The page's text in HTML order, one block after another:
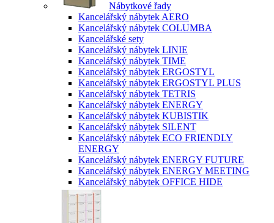
Nábytkové řady
Kancelářský nábytek AERO
Kancelářský nábytek COLUMBA
Kancelářské sety
Kancelářský nábytek LINIE
Kancelářský nábytek TIME
Kancelářský nábytek ERGOSTYL
Kancelářský nábytek ERGOSTYL PLUS
Kancelářský nábytek TETRIS
Kancelářský nábytek ENERGY
Kancelářský nábytek KUBISTIK
Kancelářský nábytek SILENT
Kancelářský nábytek ECO FRIENDLY
ENERGY
Kancelářský nábytek ENERGY FUTURE
Kancelářský nábytek ENERGY MEETING
Kancelářský nábytek OFFICE HIDE